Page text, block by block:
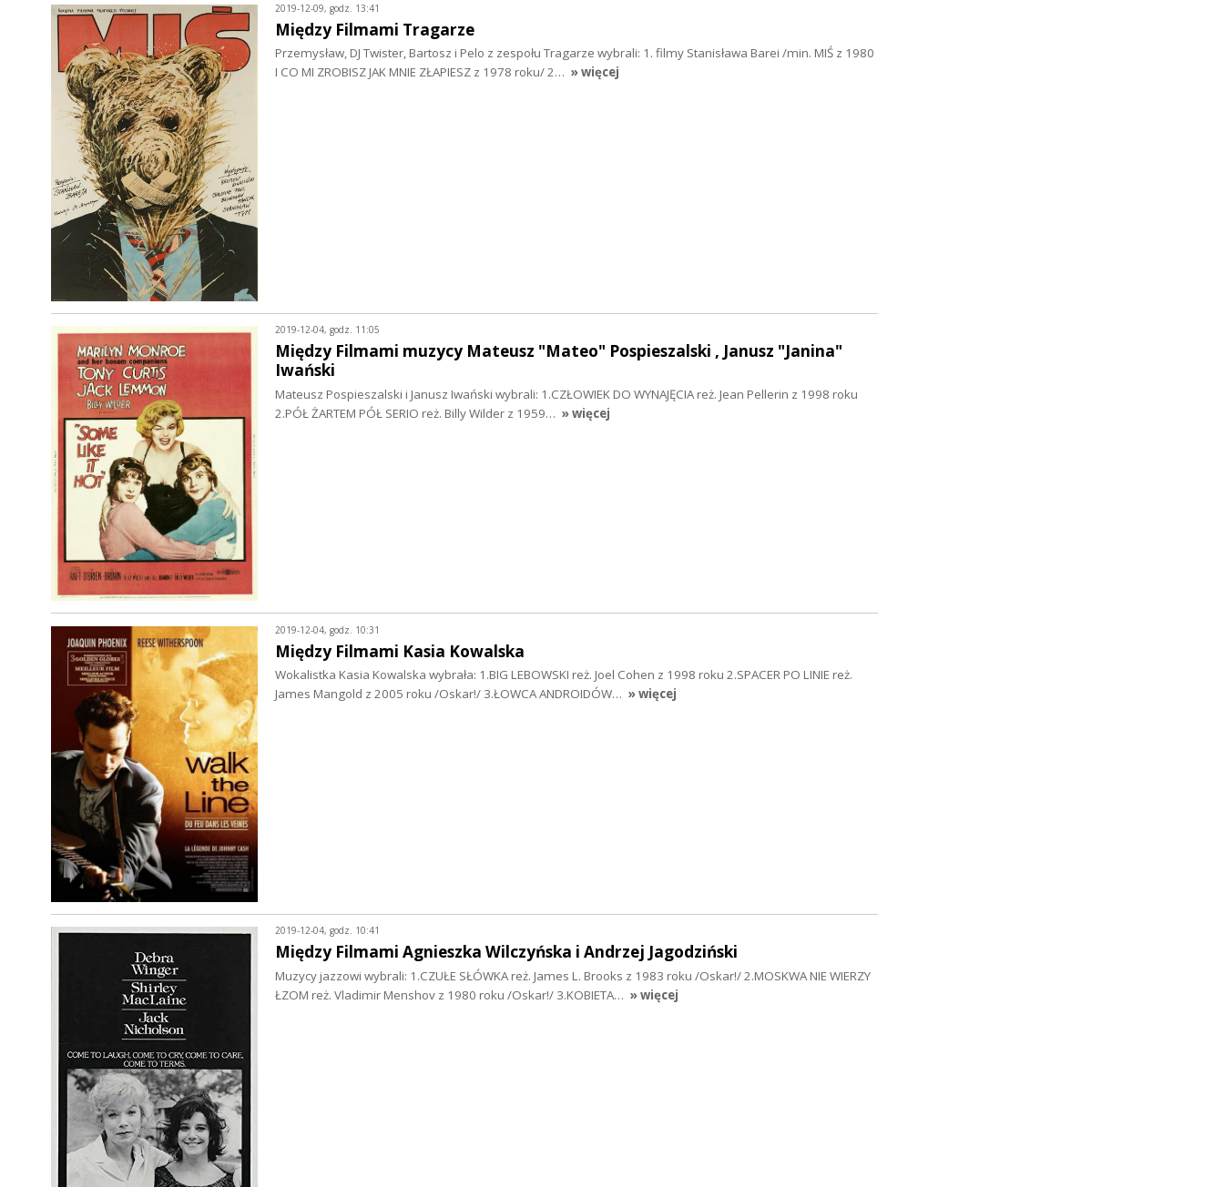
2019-12-09, godz. 13:41
Między Filmami Tragarze
Przemysław, DJ Twister, Bartosz i Pelo z zespołu Tragarze wybrali: 1. filmy Stanisława Barei /min. MIŚ z 1980
I CO MI ZROBISZ JAK MNIE ZŁAPIESZ z 1978 roku/ 2… » więcej
2019-12-04, godz. 11:05
Między Filmami muzycy Mateusz "Mateo" Pospieszalski , Janusz "Janina"
Iwański
Mateusz Pospieszalski i Janusz Iwański wybrali: 1.CZŁOWIEK DO WYNAJĘCIA reż. Jean Pellerin z 1998 roku
2.PÓŁ ŻARTEM PÓŁ SERIO reż. Billy Wilder z 1959… » więcej
2019-12-04, godz. 10:31
Między Filmami Kasia Kowalska
Wokalistka Kasia Kowalska wybrała: 1.BIG LEBOWSKI reż. Joel Cohen z 1998 roku 2.SPACER PO LINIE reż.
James Mangold z 2005 roku /Oskar!/ 3.ŁOWCA ANDROIDÓW… » więcej
2019-12-04, godz. 10:41
Między Filmami Agnieszka Wilczyńska i Andrzej Jagodziński
Muzycy jazzowi wybrali: 1.CZUŁE SŁÓWKA reż. James L. Brooks z 1983 roku /Oskar!/ 2.MOSKWA NIE WIERZY
ŁZOM reż. Vladimir Menshov z 1980 roku /Oskar!/ 3.KOBIETA… » więcej